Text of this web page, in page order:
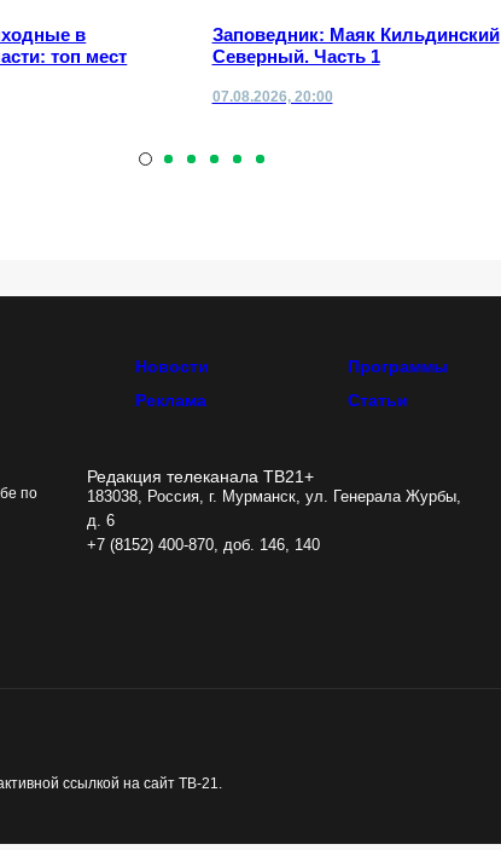
в
топ мест
Заповедник: Маяк Кильдинский
Северный. Часть 1
07.08.2026, 20:00
Новости Программы
Реклама
Статьи
по
Редакция телеканала ТВ21+
183038, Россия, г. Мурманск, ул. Генерала Журбы,
д. 6
+7 (8152) 400-870, доб. 146, 140
ссылкой на сайт ТВ-21.